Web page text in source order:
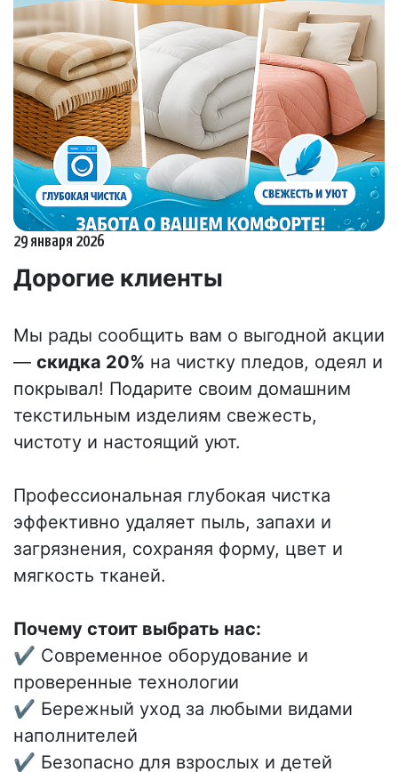
29 января 2026
Дорогие клиенты
Мы рады сообщить вам о выгодной акции
— скидка 20% на чистку пледов, одеял и
покрывал! Подарите своим домашним
текстильным изделиям свежесть,
чистоту и настоящий уют.
Профессиональная глубокая чистка
эффективно удаляет пыль, запахи и
загрязнения, сохраняя форму, цвет и
мягкость тканей.
Почему стоит выбрать нас:
✔ Современное оборудование и
проверенные технологии
✔ Бережный уход за любыми видами
наполнителей
✔ Безопасно для взрослых и детей